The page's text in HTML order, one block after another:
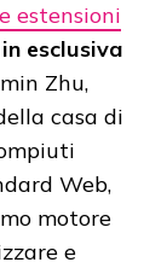
estensioni
in esclusiva
Zhu,
casa di
Web,
motore
e